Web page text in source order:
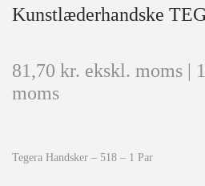
Kunstlæderhandske
81,70 kr. ekskl. moms |
moms
Tegera Handsker – 518 – 1 Par